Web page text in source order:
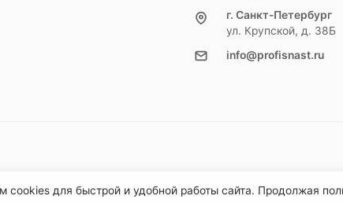
г. Санкт-Петербург
ул. Крупской, д. 38Б
info@profisnast.ru
cookies для быстрой и удобной работы сайта. Продолжая